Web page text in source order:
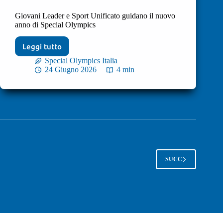
Giovani Leader e Sport Unificato guidano il nuovo
anno di Special Olympics
Leggi tutto
Special Olympics Italia
24 Giugno 2026
4 min
SUCC